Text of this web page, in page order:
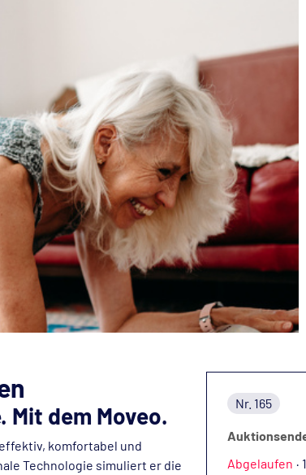
Nr. 165
Abgelaufen ·
Mit dem Moveo.
komfortabel und
Technologie simuliert er die